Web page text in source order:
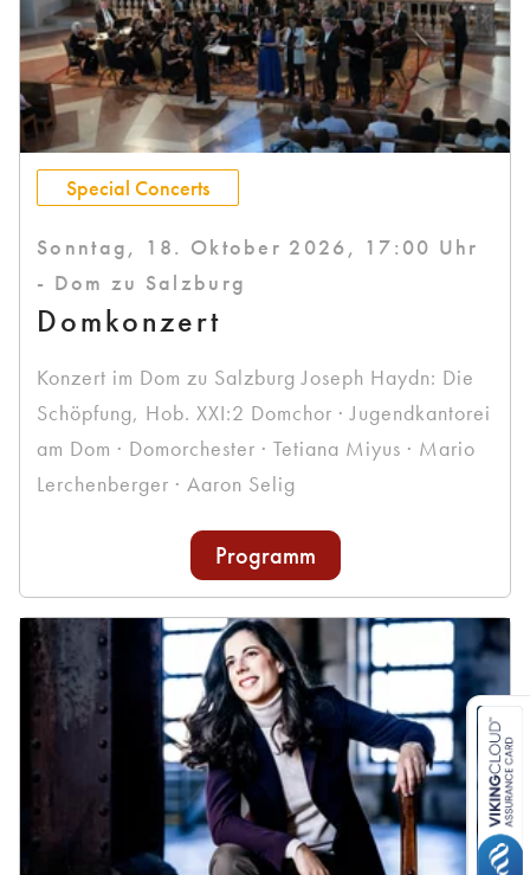
Special Concerts
Sonntag, 18. Oktober 2026, 17:00 Uhr
- Dom zu Salzburg
Domkonzert
Konzert im Dom zu Salzburg Joseph Haydn: Die
Schöpfung, Hob. XXI:2 Domchor · Jugendkantorei
am Dom · Domorchester · Tetiana Miyus · Mario
Lerchenberger · Aaron Selig
Programm